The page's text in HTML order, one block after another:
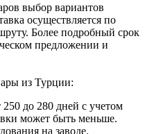
выбор вариантов
осуществляется по
Более подробный срок
предложении и
из Турции:
до 280 дней с учетом
может быть меньше.
на заводе.